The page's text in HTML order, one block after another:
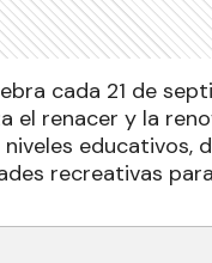
cada 21 de
el renacer y la
educativos,
recreativas